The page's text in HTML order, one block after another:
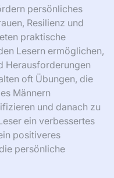
persönliches
Resilienz und
praktische
Lesern ermöglichen,
Herausforderungen
oft Übungen, die
Männern
und danach zu
ein verbessertes
positiveres
persönliche